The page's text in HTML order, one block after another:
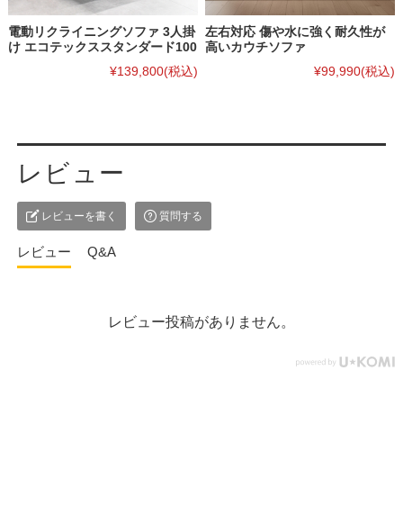
電動リクライニングソファ 3人掛
け エコテックススタンダード100
¥139,800(税込)
左右対応 傷や水に強く耐久性が
高いカウチソファ
¥99,990(税込)
レビュー
レビューを書く 質問する
レビュー Q&A
レビュー投稿がありません。